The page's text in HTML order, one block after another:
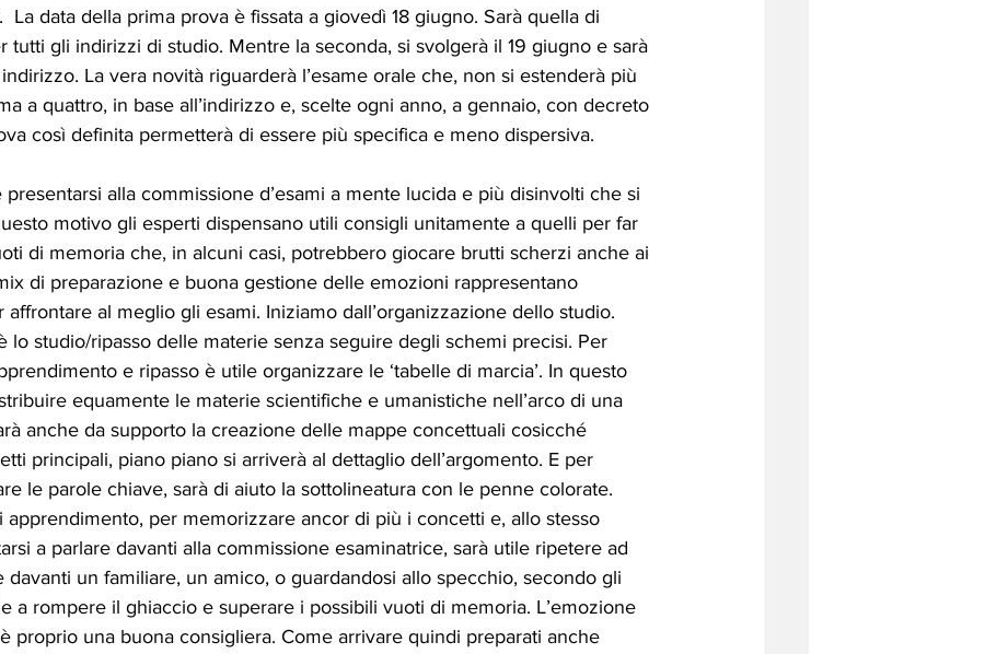
La data della prima prova è fissata a giovedì 18 giugno. Sarà quella di
tutti gli indirizzi di studio. Mentre la seconda, si svolgerà il 19 giugno e sarà
La vera novità riguarderà l’esame orale che, non si estenderà più
a quattro, in base all’indirizzo e, scelte ogni anno, a gennaio, con decreto
così definita permetterà di essere più specifica e meno dispersiva.
alla commissione d’esami a mente lucida e più disinvolti che si
motivo gli esperti dispensano utili consigli unitamente a quelli per far
di memoria che, in alcuni casi, potrebbero giocare brutti scherzi anche ai
di preparazione e buona gestione delle emozioni rappresentano
affrontare al meglio gli esami. Iniziamo dall’organizzazione dello studio.
lo studio/ripasso delle materie senza seguire degli schemi precisi. Per
e ripasso è utile organizzare le ‘tabelle di marcia’. In questo
equamente le materie scientifiche e umanistiche nell’arco di una
anche da supporto la creazione delle mappe concettuali cosicché
principali, piano piano si arriverà al dettaglio dell’argomento. E per
le parole chiave, sarà di aiuto la sottolineatura con le penne colorate.
apprendimento, per memorizzare ancor di più i concetti e, allo stesso
a parlare davanti alla commissione esaminatrice, sarà utile ripetere ad
davanti un familiare, un amico, o guardandosi allo specchio, secondo gli
a rompere il ghiaccio e superare i possibili vuoti di memoria. L’emozione
proprio una buona consigliera. Come arrivare quindi preparati anche